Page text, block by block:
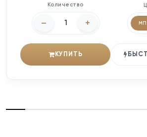
Количество
– + мп
КУПИТЬ